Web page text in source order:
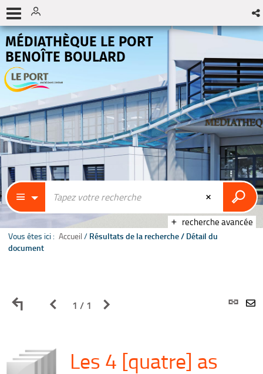
MÉDIATHÈQUE LE PORT
BENOÎTE BOULARD
recherche avancée
Vous êtes ici : Accueil / Résultats de la recherche/ Détail du
document
Retour
Page
1 / 1
Page
Les 4 [quatre] as